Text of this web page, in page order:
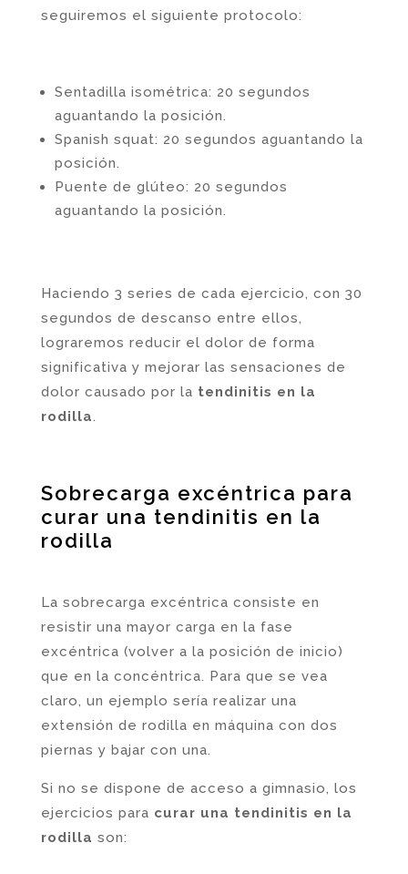
seguiremos el siguiente protocolo:
Sentadilla isométrica: 20 segundos
aguantando la posición.
Spanish squat: 20 segundos aguantando la
posición.
Puente de glúteo: 20 segundos
aguantando la posición.
Haciendo 3 series de cada ejercicio, con 30
segundos de descanso entre ellos,
lograremos reducir el dolor de forma
significativa y mejorar las sensaciones de
dolor causado por la tendinitis en la
rodilla
Sobrecarga excéntrica para
curar una tendinitis en la
rodilla
La sobrecarga excéntrica consiste en
resistir una mayor carga en la fase
excéntrica (volver a la posición de inicio)
que en la concéntrica. Para que se vea
claro, un ejemplo sería realizar una
extensión de rodilla en máquina con dos
piernas y bajar con una.
Si no se dispone de acceso a gimnasio, los
ejercicios para curar una tendinitis en la
rodilla son: